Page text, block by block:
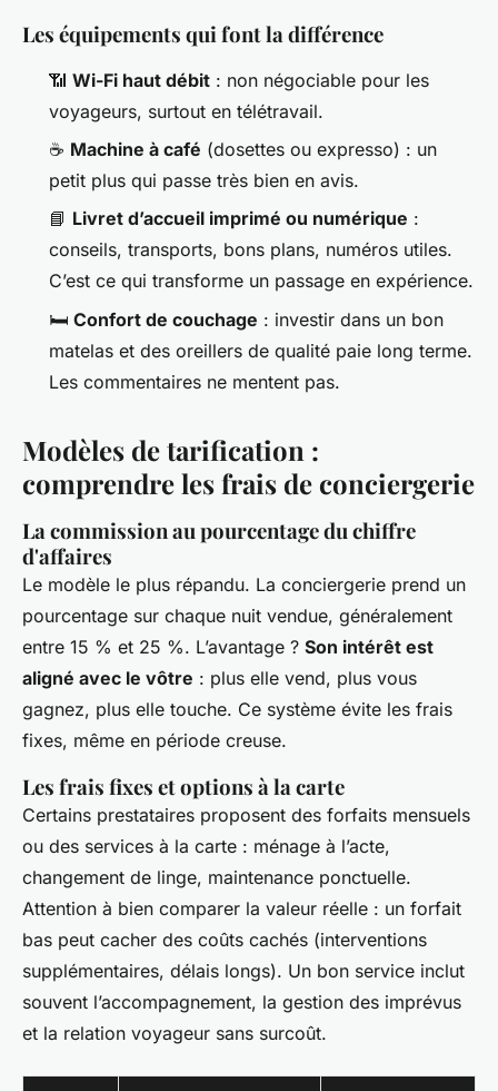
Les équipements qui font la différence
📶 Wi-Fi haut débit : non négociable pour les
voyageurs, surtout en télétravail.
☕ Machine à café (dosettes ou expresso) : un
petit plus qui passe très bien en avis.
📘 Livret d’accueil imprimé ou numérique :
conseils, transports, bons plans, numéros utiles.
C’est ce qui transforme un passage en expérience.
🛏️ Confort de couchage : investir dans un bon
matelas et des oreillers de qualité paie long terme.
Les commentaires ne mentent pas.
Modèles de tarification :
comprendre les frais de conciergerie
La commission au pourcentage du chiffre
d'affaires
Le modèle le plus répandu. La conciergerie prend un
pourcentage sur chaque nuit vendue, généralement
entre 15 % et 25 %. L’avantage ? Son intérêt est
aligné avec le vôtre : plus elle vend, plus vous
gagnez, plus elle touche. Ce système évite les frais
fixes, même en période creuse.
Les frais fixes et options à la carte
Certains prestataires proposent des forfaits mensuels
ou des services à la carte : ménage à l’acte,
changement de linge, maintenance ponctuelle.
Attention à bien comparer la valeur réelle : un forfait
bas peut cacher des coûts cachés (interventions
supplémentaires, délais longs). Un bon service inclut
souvent l’accompagnement, la gestion des imprévus
et la relation voyageur sans surcoût.